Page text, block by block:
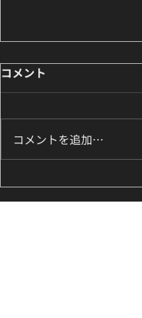
8月のK-POPダンス
のお知らせ🌟
コメント
コメントを追加…